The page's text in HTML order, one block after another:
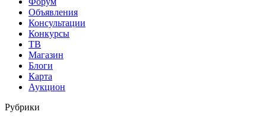
Объявления
Консультации
Конкурсы
ТВ
Магазин
Блоги
Карта
Аукцион
Рубрики